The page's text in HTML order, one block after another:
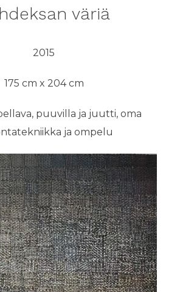
väriä
2015
175 cm x 204 cm
puuvilla ja juutti, oma
ja ompelu